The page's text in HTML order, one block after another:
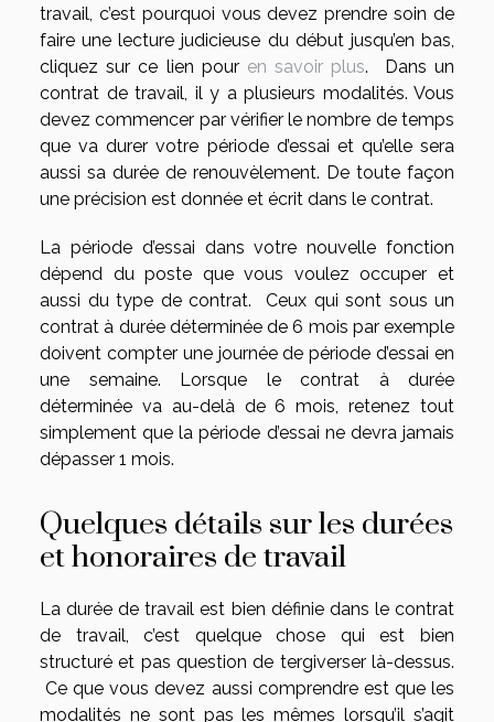
travail, c’est pourquoi vous devez prendre soin de
faire une lecture judicieuse du début jusqu’en bas,
cliquez sur ce lien pour en savoir plus. Dans un
contrat de travail, il y a plusieurs modalités. Vous
devez commencer par vérifier le nombre de temps
que va durer votre période d’essai et qu’elle sera
aussi sa durée de renouvèlement. De toute façon
une précision est donnée et écrit dans le contrat.
La période d’essai dans votre nouvelle fonction
dépend du poste que vous voulez occuper et
aussi du type de contrat. Ceux qui sont sous un
contrat à durée déterminée de 6 mois par exemple
doivent compter une journée de période d’essai en
une semaine. Lorsque le contrat à durée
déterminée va au-delà de 6 mois, retenez tout
simplement que la période d’essai ne devra jamais
dépasser 1 mois.
Quelques détails sur les durées
et honoraires de travail
La durée de travail est bien définie dans le contrat
de travail, c’est quelque chose qui est bien
structuré et pas question de tergiverser là-dessus.
Ce que vous devez aussi comprendre est que les
modalités ne sont pas les mêmes lorsqu’il s’agit